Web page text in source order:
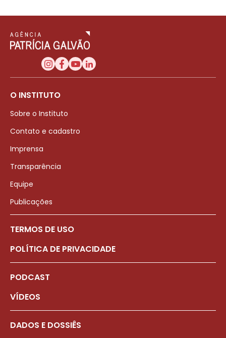
O INSTITUTO
Sobre o Instituto
Contato e cadastro
Imprensa
Transparência
Equipe
Publicações
TERMOS DE USO
POLÍTICA DE PRIVACIDADE
PODCAST
VÍDEOS
DADOS E DOSSIÊS